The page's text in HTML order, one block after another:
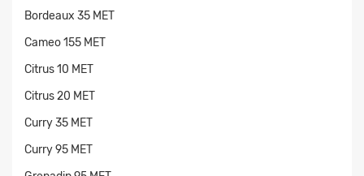
Bordeaux 35 MET
Cameo 155 MET
Citrus 10 MET
Citrus 20 MET
Curry 35 MET
Curry 95 MET